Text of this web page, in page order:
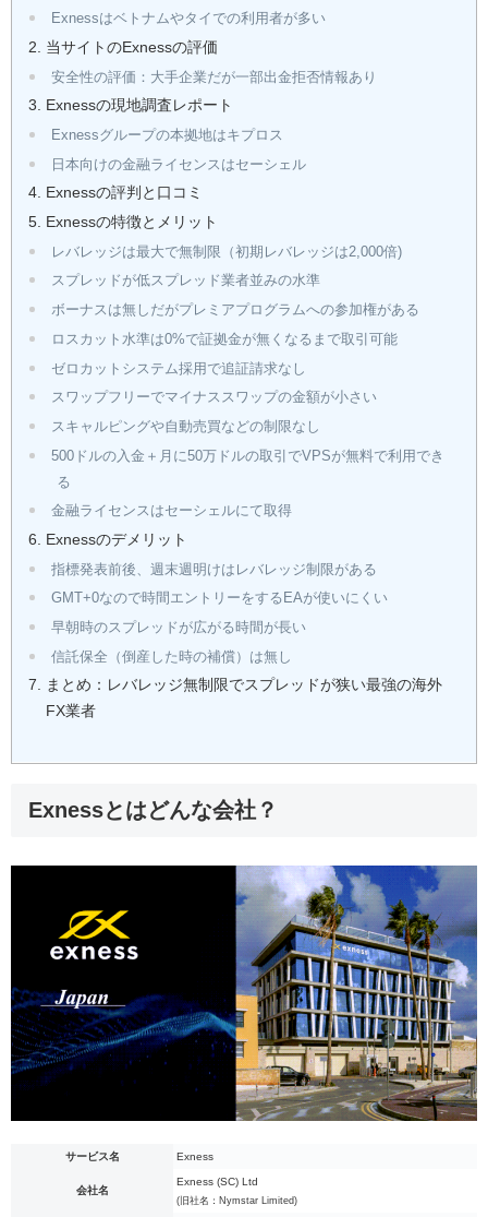
Exnessはベトナムやタイでの利用者が多い
当サイトのExnessの評価
安全性の評価：大手企業だが一部出金拒否情報あり
Exnessの現地調査レポート
Exnessグループの本拠地はキプロス
日本向けの金融ライセンスはセーシェル
Exnessの評判と口コミ
Exnessの特徴とメリット
レバレッジは最大で無制限（初期レバレッジは2,000倍)
スプレッドが低スプレッド業者並みの水準
ボーナスは無しだがプレミアプログラムへの参加権がある
ロスカット水準は0%で証拠金が無くなるまで取引可能
ゼロカットシステム採用で追証請求なし
スワップフリーでマイナススワップの金額が小さい
スキャルピングや自動売買などの制限なし
500ドルの入金＋月に50万ドルの取引でVPSが無料で利用でき
る
金融ライセンスはセーシェルにて取得
Exnessのデメリット
指標発表前後、週末週明けはレバレッジ制限がある
GMT+0なので時間エントリーをするEAが使いにくい
早朝時のスプレッドが広がる時間が長い
信託保全（倒産した時の補償）は無し
まとめ：レバレッジ無制限でスプレッドが狭い最強の海外
FX業者
Exnessとはどんな会社？
サービス名 Exness
会社名
Exness (SC) Ltd
(旧社名：Nymstar Limited)